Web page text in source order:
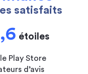
satisfaits
étoiles
Play Store
d’avis